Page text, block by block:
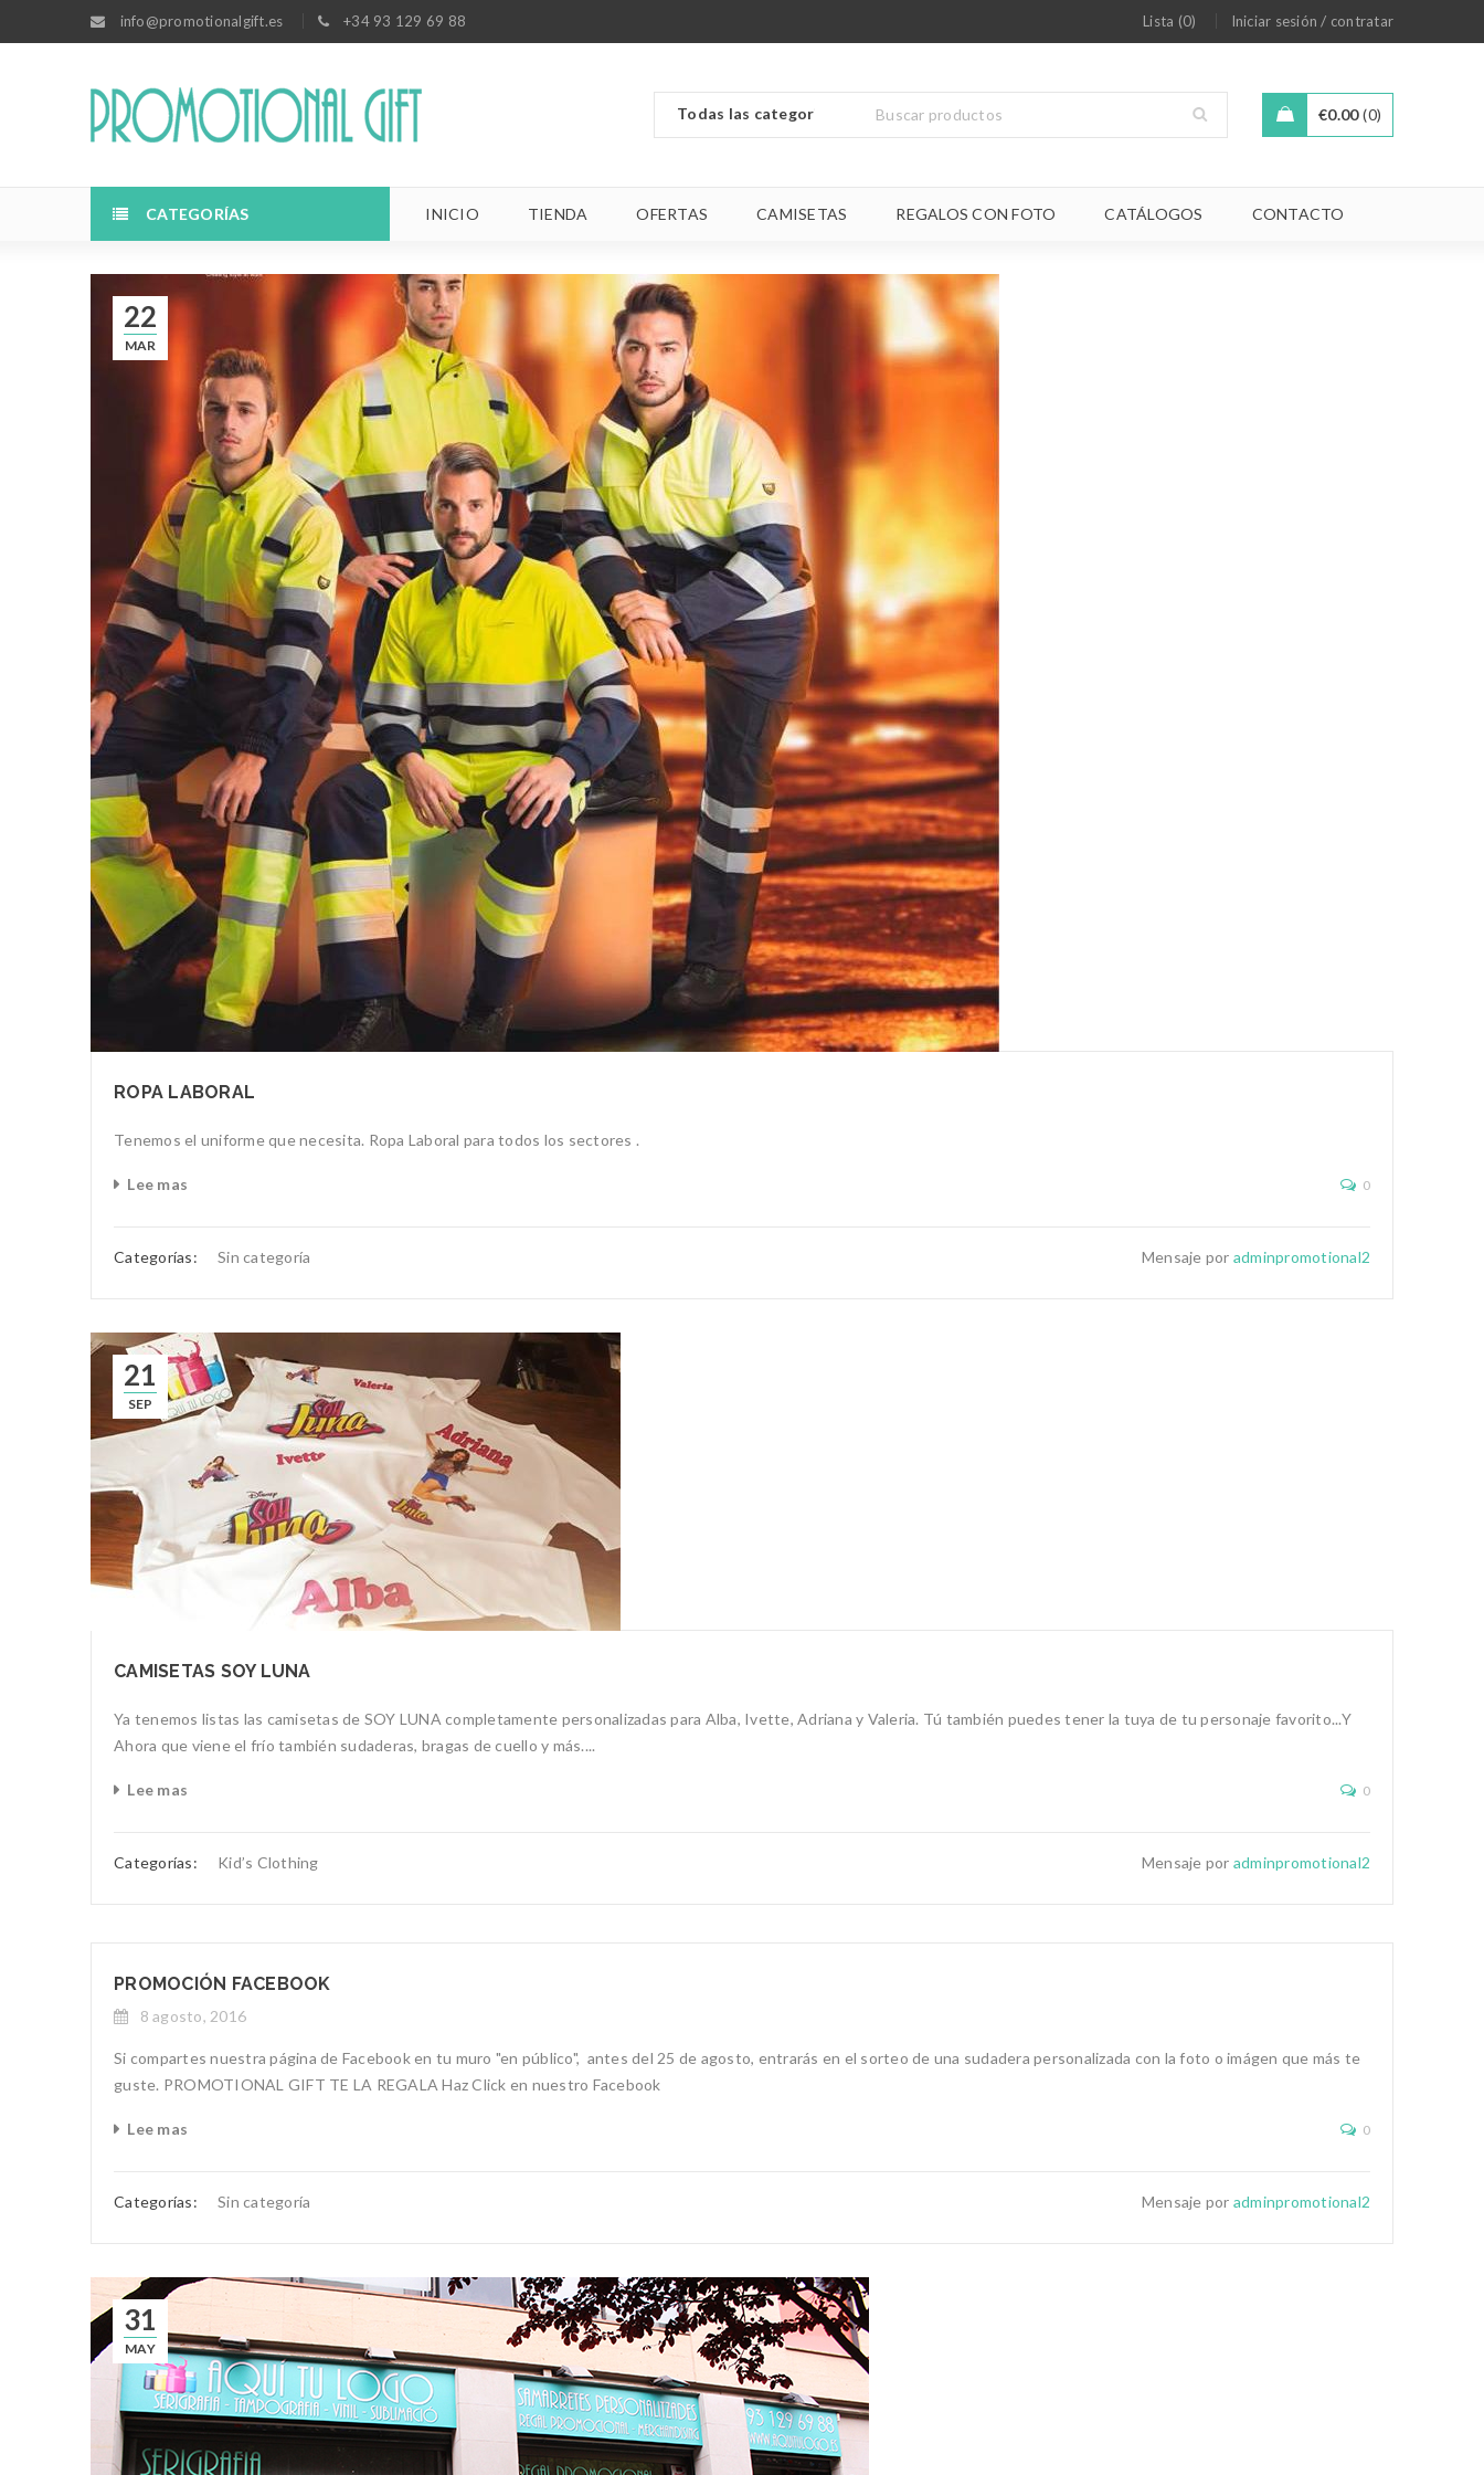
info@promotionalgift.es +34 93 129 69 88 Lista (0) Iniciar sesión / contratar
0.00
€ 0
CATEGORÍAS INICIO TIENDA OFERTAS CAMISETAS REGALOS CON FOTO CATÁLOGOS CONTACTO
22
MAR
ROPA LABORAL
Tenemos el uniforme que necesita. Ropa Laboral para todos los sectores .
Lee mas 0
Categorías: Sin categoría Mensaje por adminpromotional2
21
SEP
CAMISETAS SOY LUNA
Ya tenemos listas las camisetas de SOY LUNA completamente personalizadas para Alba, Ivette, Adriana y Valeria. Tú también puedes tener la tuya de tu personaje favorito...Y
Ahora que viene el frío también sudaderas, bragas de cuello y más....
Lee mas 0
Categorías: Kid’s Clothing Mensaje por adminpromotional2
PROMOCIÓN FACEBOOK
8 agosto, 2016
Si compartes nuestra página de Facebook en tu muro "en público", antes del 25 de agosto, entrarás en el sorteo de una sudadera personalizada con la foto o imágen que más te
guste. PROMOTIONAL GIFT TE LA REGALA Haz Click en nuestro Facebook
Lee mas 0
Categorías: Sin categoría Mensaje por adminpromotional2
31
MAY